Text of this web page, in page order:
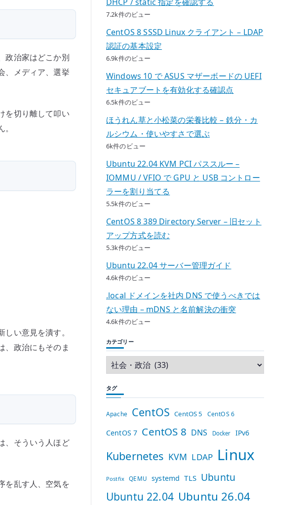
政治家はどこか別
、メディア、選挙
を切り離して叩い
い意見を潰す。
、政治にもそのま
、そういう人ほど
を乱す人、空気を
7.2k件のビュー
CentOS 8 SSSD Linux クライアント – LDAP
認証の基本設定
6.9k件のビュー
Windows 10 で ASUS マザーボードの UEFI
セキュアブートを有効化する確認点
6.5k件のビュー
ほうれん草と小松菜の栄養比較 – 鉄分・カ
ルシウム・使いやすさで選ぶ
6k件のビュー
Ubuntu 22.04 KVM PCI パススルー –
IOMMU / VFIO で GPU と USB コントロー
ラーを割り当てる
5.5k件のビュー
CentOS 8 389 Directory Server – 旧セット
アップ方式を読む
5.3k件のビュー
Ubuntu 22.04 サーバー管理ガイド
4.6k件のビュー
.local ドメインを社内 DNS で使うべきでは
ない理由 – mDNS と名前解決の衝突
4.6k件のビュー
カテゴリー
タグ
Apache CentOS CentOS 5 CentOS 6
CentOS 7 CentOS 8 DNS Docker IPv6
Kubernetes KVM LDAP Linux
Postfix QEMU systemd TLS Ubuntu
Ubuntu 22.04 Ubuntu 26.04